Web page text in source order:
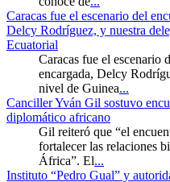
Caracas fue el escenario del
Delcy Rodríguez, y nuestra
Ecuatorial
Caracas fue el escenario
encargada, Delcy
nivel de Guinea...
Canciller Yván Gil sostuvo
diplomático africano
Gil reiteró que “el
fortalecer las relaciones
África”. El...
Instituto “Pedro Gual” y